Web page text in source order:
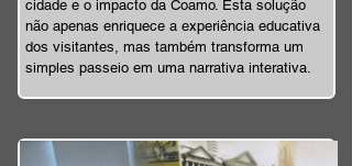
cidade e o impacto da Coamo. Esta solução
não apenas enriquece a experiência educativa
dos visitantes, mas também transforma um
simples passeio em uma narrativa interativa.